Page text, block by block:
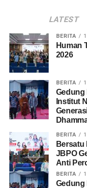
LATEST
BERITA
Human
2026
BERITA
Gedung
Institut
BERITA
Bersatu
JBPO
Anti
BERITA
Gedung